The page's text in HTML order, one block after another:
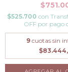
$525.700 con
OFF por pago
9 cuotas sin